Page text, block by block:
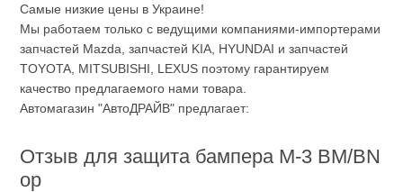
Самые низкие цены в Украине!
Мы работаем только с ведущими компаниями-импортерами
запчастей Mazda, запчастей KIA, HYUNDAI и запчастей
TOYOTA, MITSUBISHI, LEXUS поэтому гарантируем
качество предлагаемого нами товара.
Автомагазин "АвтоДРАЙВ" предлагает:
Отзыв для защита бампера M-3 BM/BN
ор